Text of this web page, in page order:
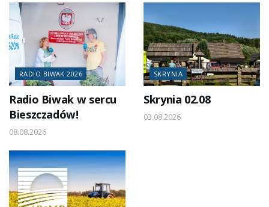
RADIO BIWAK 2026
Radio Biwak w sercu
Bieszczadów!
08.08.2026
SKRYNIA
Skrynia 02.08
03.08.2026